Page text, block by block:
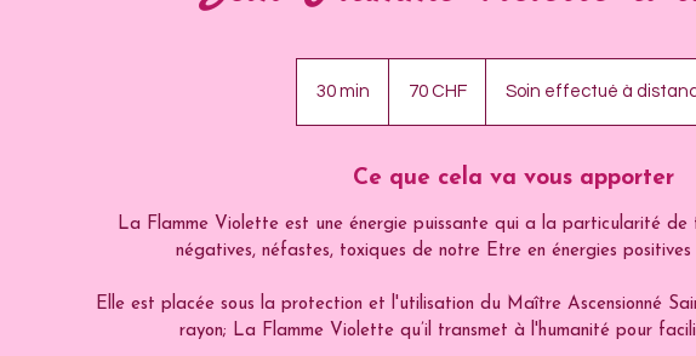
30 min
i
suisses70 CHF Soin effectué à
Ce que cela va vous apporter
La Flamme Violette est une énergie puissante qui a la particularité de
négatives, néfastes, toxiques de notre Etre en énergies positives
Elle est placée sous la protection et l'utilisation du Maître Ascensionné
rayon; La Flamme Violette qu’il transmet à l'humanité pour